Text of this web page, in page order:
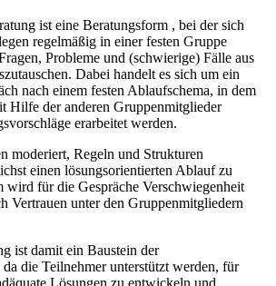
ist eine Beratungsform , bei der sich
regelmäßig in einer festen Gruppe
Probleme und (schwierige) Fälle aus
Dabei handelt es sich um ein
nach einem festen Ablaufschema, in dem
Hilfe der anderen Gruppenmitglieder
erarbeitet werden.
moderiert, Regeln und Strukturen
einen lösungsorientierten Ablauf zu
wird für die Gespräche Verschwiegenheit
Vertrauen unter den Gruppenmitgliedern
ist damit ein Baustein der
die Teilnehmer unterstützt werden, für